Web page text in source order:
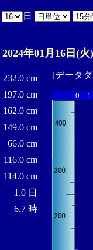
日
2024年01月16日(火)
232.0 cm
197.0 cm
162.0 cm
149.0 cm
66.0 cm
116.0 cm
114.0 cm
1.0 日
6.7 時
[データ
0 1